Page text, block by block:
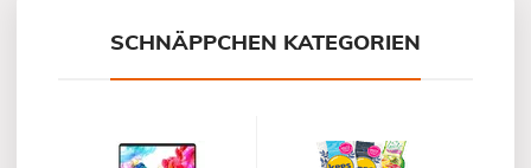
SCHNÄPPCHEN KATEGORIEN